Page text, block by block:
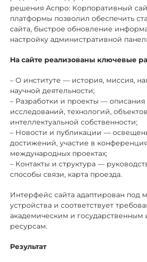
решения Аспро: Корпоративный
платформы позволил обеспечить
сайта, быстрое обновление
настройку административной
На сайте реализованы ключевые
– О институте — история, миссия,
научной деятельности;
– Разработки и проекты — описания
исследований, технологий, объектов
интеллектуальной собственности;
– Новости и публикации —
достижений, участие в
международных проектах;
– Контакты и структура —
способы связи, карта проезда.
Интерфейс сайта адаптирован под
устройства и соответствует
академическим и
ресурсам.
Результат